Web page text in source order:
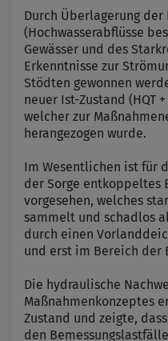
Durch Überlagerung der
(Hochwasserabflüsse
Gewässer und des
Erkenntnisse zur
Stödten gewonnen
neuer Ist-Zustand (HQT
welcher zur
herangezogen wurde.
Im Wesentlichen ist für
der Sorge entkoppeltes
vorgesehen, welches
sammelt und schadlos
durch einen
und erst im Bereich der
Die hydraulische
Maßnahmenkonzeptes
Zustand und zeigte,
den